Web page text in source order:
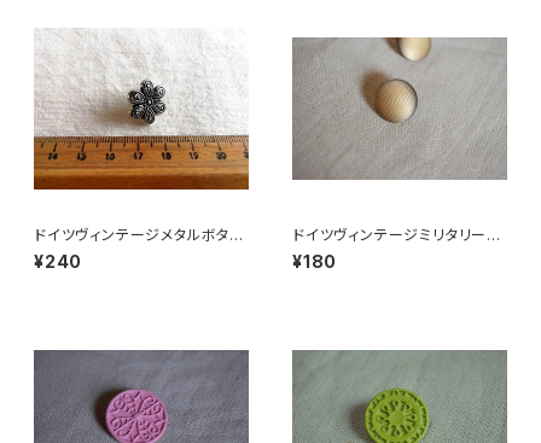
ドイツヴィンテージメタルボタン
お花
¥240
ドイツヴィンテージミリタリーボ
タン
¥180